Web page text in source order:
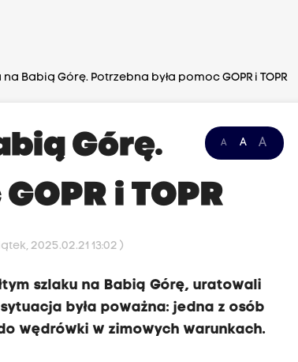
Babią Górę. Potrzebna była pomoc GOPR i TOPR
A A A
Górę.
i TOPR
2025.02.21 13:02 )
szlaku na Babią Górę, uratowali
była poważna: jedna z osób
wędrówki w zimowych warunkach.